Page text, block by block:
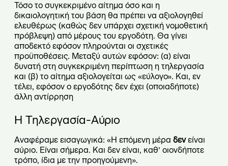
Τόσο το συγκεκριμένο αίτημα όσο και η
δικαιολογητική του βάση θα πρέπει να αξιολογηθεί
ελευθέρως (καθώς δεν υπάρχει σχετική νομοθετική
πρόβλεψη) από μέρους του εργοδότη. Θα γίνει
αποδεκτό εφόσον πληρούνται οι σχετικές
προϋποθέσεις. Μεταξύ αυτών εφόσον: (α) είναι
δυνατή στη συγκεκριμένη περίπτωση η τηλεργασία
και (β) το αίτημα αξιολογείται ως «εύλογο». Και, εν
τέλει, εφόσον ο εργοδότης δεν έχει (οποιαδήποτε)
άλλη αντίρρηση
Η Τηλεργασία-Αύριο
Αναφέραμε εισαγωγικά: «Η επόμενη μέρα δενείναι
αύριο. Είναι σήμερα. Και δεν είναι, καθ’ οιονδήποτε
τρόπο, ίδια με την προηγούμενη».